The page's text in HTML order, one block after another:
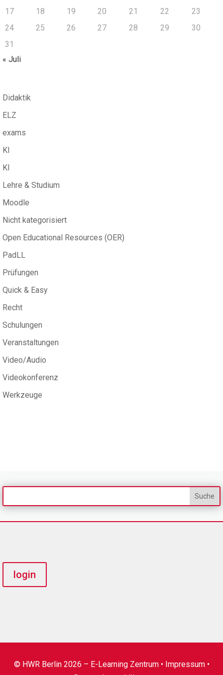
17
18 19 20 21 22
23
24
25 26 27 28 29
30
31
« Juli
Didaktik
ELZ
exams
KI
KI
Lehre & Studium
Moodle
Nicht kategorisiert
Open Educational Resources (OER)
PadLL
Prüfungen
Quick & Easy
Recht
Schulungen
Veranstaltungen
Video/Audio
Videokonferenz
Werkzeuge
login
© HWR Berlin 2026 – E-Learning Zentrum • Impressum•